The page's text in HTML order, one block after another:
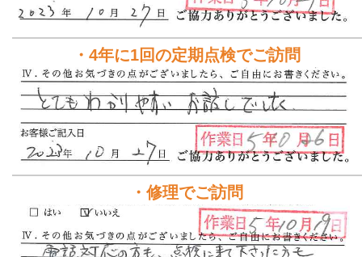
・4年に1回の定期点検でご訪問
・修理でご訪問